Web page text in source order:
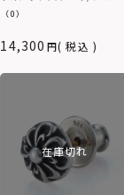
ー925
14,300 税込
（0）
在庫切れ